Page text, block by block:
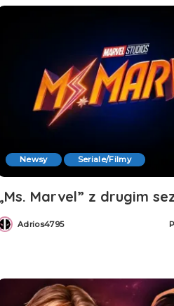
Newsy Seriale/Filmy
Marvel” z drugim
by
Adrios4795